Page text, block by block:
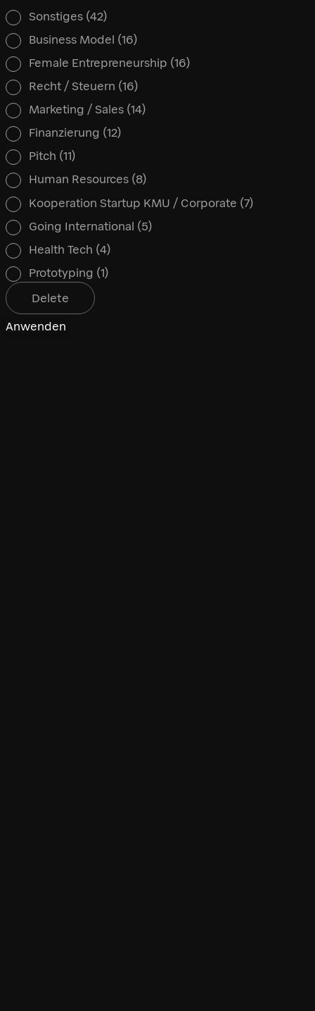
Kategorie
Sonstiges (42)
Business Model (16)
Female Entrepreneurship (16)
Recht / Steuern (16)
Marketing / Sales (14)
Finanzierung (12)
Pitch (11)
Human Resources (8)
Kooperation Startup KMU / Corporate (7)
Going International (5)
Health Tech (4)
Prototyping (1)
Delete
Anwenden